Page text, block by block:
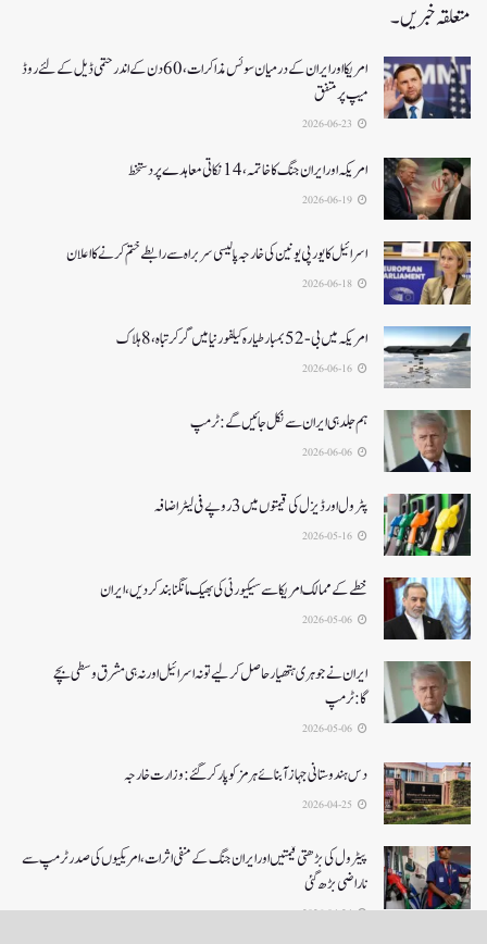
متعلقہ خبریں۔
امریکا اور ایران کے درمیان سوئس مذاکرات ، 60دن کے اندر حتمی ڈیل کےلئے روڈ
میپ پر متفق
امریکہ اور ایران جنگ کا خاتمہ، 14نکاتی معاہدے پر دستخط
اسرائیل کا یورپی یونین کی خارجہ پالیسی سربراہ سے رابطے ختم کرنے کا اعلان
امریکہ میں بی-52بمبار طیارہ کیلفورنیا میں گر کر تباہ، 8ہلاک
ہم جلد ہی ایران سے نکل جائیں گے:ٹرمپ
پٹرول اور ڈیزل کی قیمتوں میں 3 روپے فی لیٹر اضافہ
خطے کے ممالک امریکا سے سیکیورٹی کی بھیک مانگنا بند کر دیں، ایران
ایران نے جوہری ہتھیار حاصل کرلیے تو نہ اسرائیل اور نہ ہی مشرق وسطی بچے
گا:ٹرمپ
دس ہندوستانی جہاز آبنائے ہرمز کوپار کرگئے: وزارت خارجہ
پیٹرول کی بڑھتی قیمتیں اور ایران جنگ کے منفی اثرات ، امریکیوں کی صدر ٹرمپ سے
ناراضی بڑھ گئی
2026-04-24